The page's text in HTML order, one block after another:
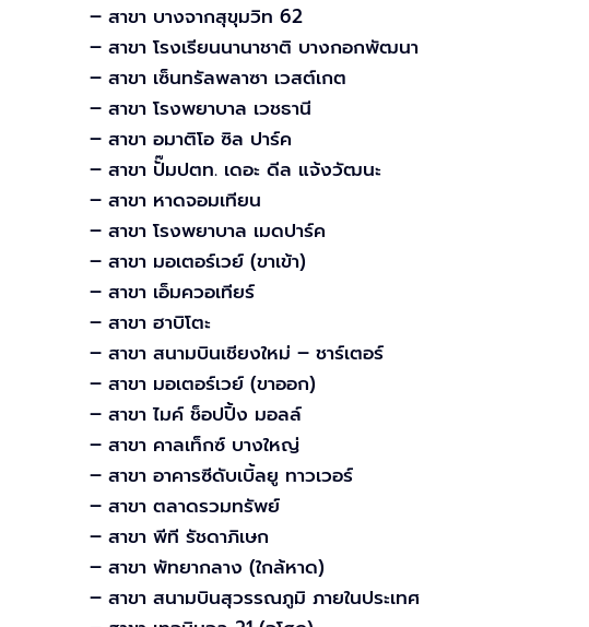
– สาขา บางจากสุขุมวิท 62
– สาขา โรงเรียนนานาชาติ บางกอกพัฒนา
– สาขา เซ็นทรัลพลาซา เวสต์เกต
– สาขา โรงพยาบาล เวชธานี
– สาขา อมาติโอ ซิล ปาร์ค
– สาขา ปั๊มปตท. เดอะ ดีล แจ้งวัฒนะ
– สาขา หาดจอมเทียน
– สาขา โรงพยาบาล เมดปาร์ค
– สาขา มอเตอร์เวย์ (ขาเข้า)
– สาขา เอ็มควอเทียร์
– สาขา ฮาบิโตะ
– สาขา สนามบินเชียงใหม่ – ชาร์เตอร์
– สาขา มอเตอร์เวย์ (ขาออก)
– สาขา ไมค์ ช็อปปิ้ง มอลล์
– สาขา คาลเท็กซ์ บางใหญ่
– สาขา อาคารซีดับเบิ้ลยู ทาวเวอร์
– สาขา ตลาดรวมทรัพย์
– สาขา พีที รัชดาภิเษก
– สาขา พัทยากลาง (ใกล้หาด)
– สาขา สนามบินสุวรรณภูมิ ภายในประเทศ